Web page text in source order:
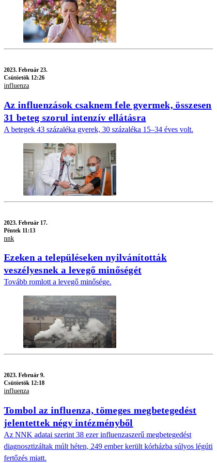
2023. Február 23.
Csütörtök 12:26
influenza
Az influenzások csaknem fele gyermek, összesen
31 beteg szorul intenzív ellátásra
A betegek 43 százaléka gyerek, 30 százaléka 15–34 éves volt.
2023. Február 17.
Péntek 11:13
nnk
Ezeken a településeken nyilvánították
veszélyesnek a levegő minőségét
Tovább romlott a levegő minősége.
2023. Február 9.
Csütörtök 12:18
influenza
Tombol az influenza, tömeges megbetegedést
jelentettek négy intézményből
Az NNK adatai szerint 38 ezer influenzaszerű megbetegedést
diagnosztizáltak múlt héten, 249 ember került kórházba súlyos légúti
fertőzés miatt.